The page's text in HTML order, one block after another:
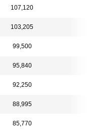
107,120
103,205
99,500
95,840
92,250
88,995
85,770